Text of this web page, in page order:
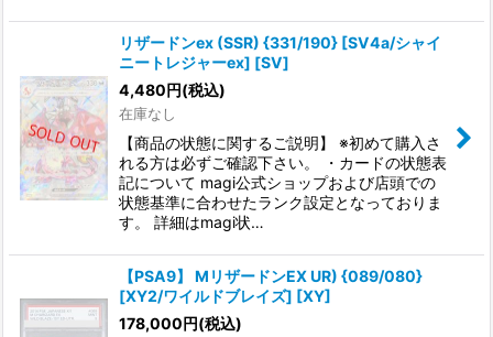
リザードンex (SSR) {331/190} [SV4a/シャイ
ニートレジャーex] [SV]
4,480円(税込)
在庫なし
【商品の状態に関するご説明】 ※初めて購入さ
れる方は必ずご確認下さい。 ・カードの状態表
記について magi公式ショップおよび店頭での
状態基準に合わせたランク設定となっておりま
す。 詳細はmagi状…
【PSA9】 MリザードンEX UR) {089/080}
[XY2/ワイルドブレイズ] [XY]
178,000円(税込)